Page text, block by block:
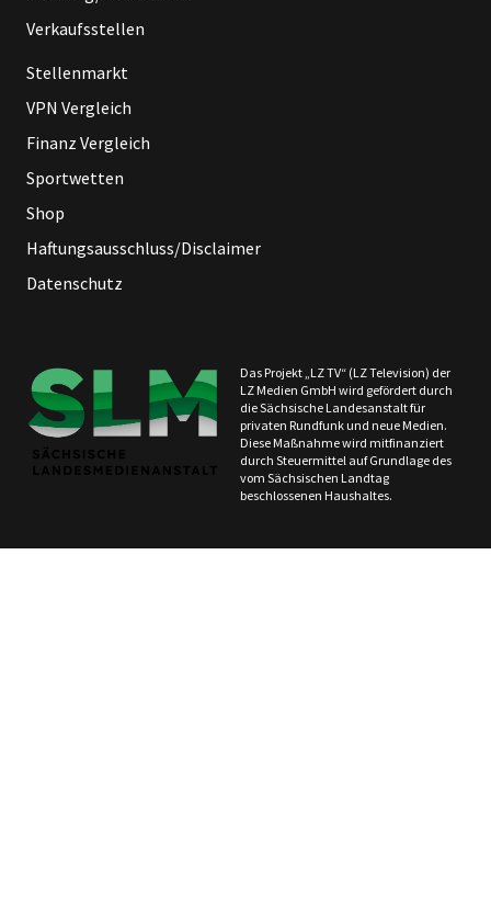
Verkaufsstellen
Stellenmarkt
VPN Vergleich
Finanz Vergleich
Sportwetten
Shop
Haftungsausschluss/Disclaimer
Datenschutz
Das Projekt „LZ TV“ (LZ Television) der
LZ Medien GmbH wird gefördert durch
die Sächsische Landesanstalt für
privaten Rundfunk und neue Medien.
Diese Maßnahme wird mitfinanziert
durch Steuermittel auf Grundlage des
vom Sächsischen Landtag
beschlossenen Haushaltes.